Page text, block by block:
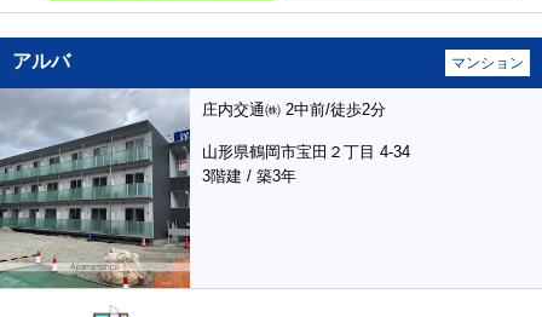
アルバ マンション
庄内交通㈱ 2中前/徒歩2分
山形県鶴岡市宝田２丁目 4-34
3階建 / 築3年